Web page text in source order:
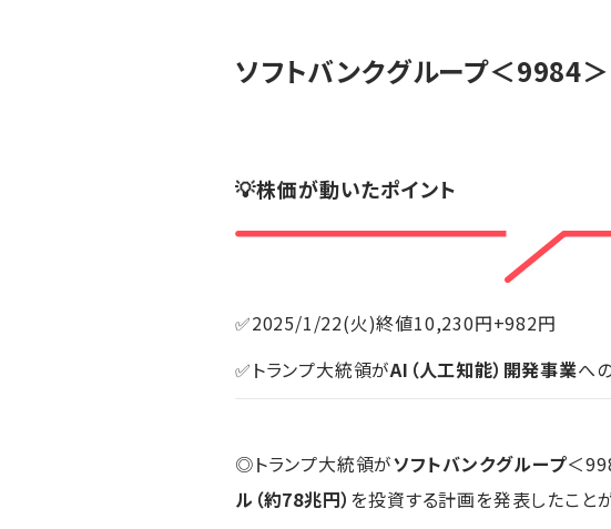
ソフトバンクグループ＜9984＞
💡株価が動いたポイント
✅2025/1/22(火)終値10,230円+982円
✅トランプ大統領がAI（人工知能）開発事業へ
◎トランプ大統領がソフトバンクグループ＜
ル（約78兆円） を投資する計画を発表したこと